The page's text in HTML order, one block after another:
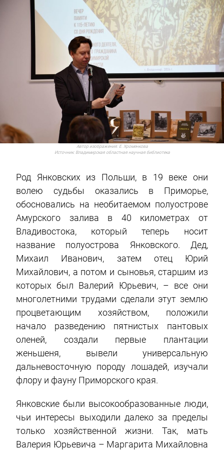
Автор изображения: Е. Хроменкова
Источник: Владимирская областная научная библиотека
Род Янковских из Польши, в 19 веке они
волею судьбы оказались в Приморье,
обосновались на необитаемом полуострове
Амурского залива в 40 километрах от
Владивостока, который теперь носит
название полуострова Янковского. Дед,
Михаил Иванович, затем отец Юрий
Михайлович, а потом и сыновья, старшим из
которых был Валерий Юрьевич, – все они
многолетними трудами сделали этут землю
процветающим хозяйством, положили
начало разведению пятнистых пантовых
оленей, создали первые плантации
женьшеня, вывели универсальную
дальневосточную породу лошадей, изучали
флору и фауну Приморского края.
Янковские были высокообразованные люди,
чьи интересы выходили далеко за пределы
только хозяйственной жизни. Так, мать
Валерия Юрьевича – Маргарита Михайловна